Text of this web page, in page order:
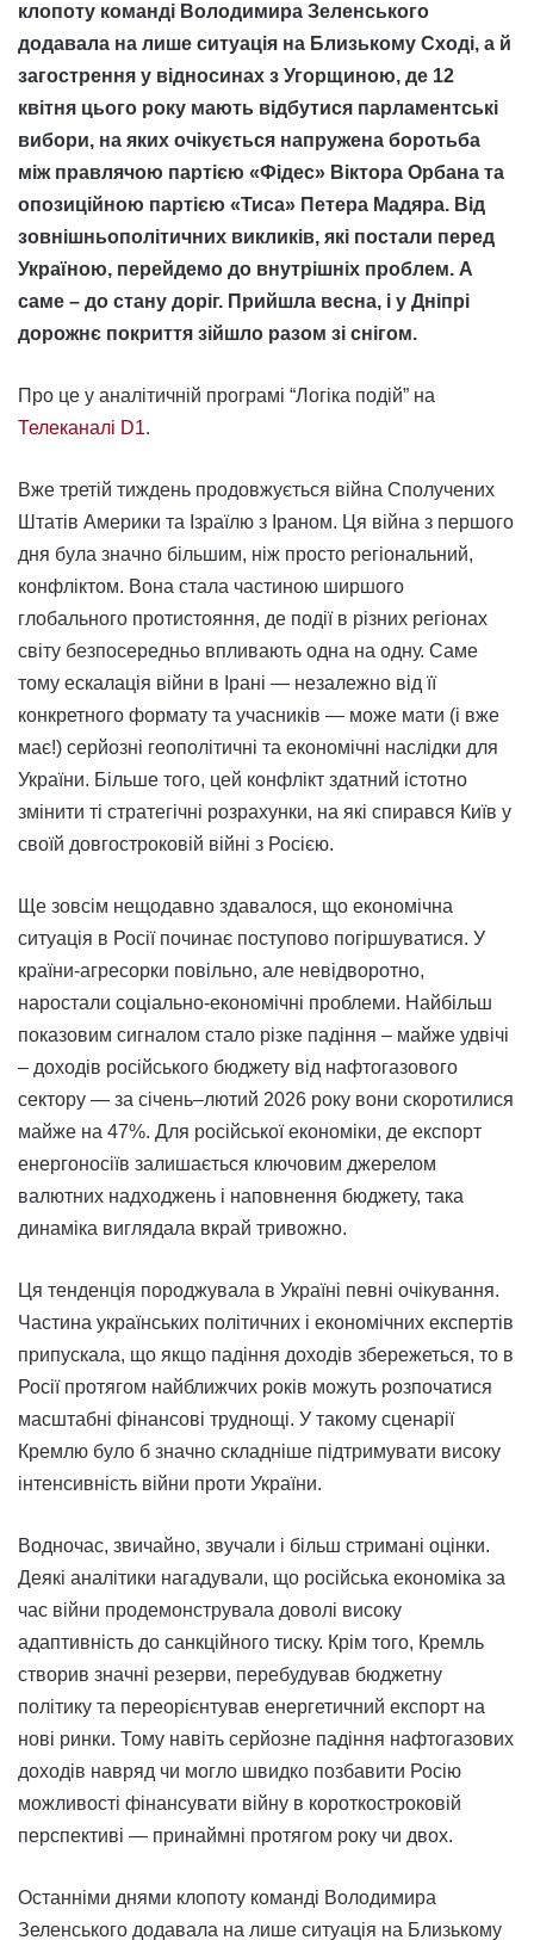
клопоту команді Володимира Зеленського
додавала на лише ситуація на Близькому Сході, а й
загострення у відносинах з Угорщиною, де 12
квітня цього року мають відбутися парламентські
вибори, на яких очікується напружена боротьба
між правлячою партією «Фідес» Віктора Орбана та
опозиційною партією «Тиса» Петера Мадяра. Від
зовнішньополітичних викликів, які постали перед
Україною, перейдемо до внутрішніх проблем. А
саме – до стану доріг. Прийшла весна, і у Дніпрі
дорожнє покриття зійшло разом зі снігом.
Про це у аналітичній програмі “Логіка подій” на
Телеканалі D1.
Вже третій тиждень продовжується війна Сполучених
Штатів Америки та Ізраїлю з Іраном. Ця війна з першого
дня була значно більшим, ніж просто регіональний,
конфліктом. Вона стала частиною ширшого
глобального протистояння, де події в різних регіонах
світу безпосередньо впливають одна на одну. Саме
тому ескалація війни в Ірані — незалежно від її
конкретного формату та учасників — може мати (і вже
має!) серйозні геополітичні та економічні наслідки для
України. Більше того, цей конфлікт здатний істотно
змінити ті стратегічні розрахунки, на які спирався Київ у
своїй довгостроковій війні з Росією.
Ще зовсім нещодавно здавалося, що економічна
ситуація в Росії починає поступово погіршуватися. У
країни-агресорки повільно, але невідворотно,
наростали соціально-економічні проблеми. Найбільш
показовим сигналом стало різке падіння – майже удвічі
– доходів російського бюджету від нафтогазового
сектору — за січень–лютий 2026 року вони скоротилися
майже на 47%. Для російської економіки, де експорт
енергоносіїв залишається ключовим джерелом
валютних надходжень і наповнення бюджету, така
динаміка виглядала вкрай тривожно.
Ця тенденція породжувала в Україні певні очікування.
Частина українських політичних і економічних експертів
припускала, що якщо падіння доходів збережеться, то в
Росії протягом найближчих років можуть розпочатися
масштабні фінансові труднощі. У такому сценарії
Кремлю було б значно складніше підтримувати високу
інтенсивність війни проти України.
Водночас, звичайно, звучали і більш стримані оцінки.
Деякі аналітики нагадували, що російська економіка за
час війни продемонструвала доволі високу
адаптивність до санкційного тиску. Крім того, Кремль
створив значні резерви, перебудував бюджетну
політику та переорієнтував енергетичний експорт на
нові ринки. Тому навіть серйозне падіння нафтогазових
доходів навряд чи могло швидко позбавити Росію
можливості фінансувати війну в короткостроковій
перспективі — принаймні протягом року чи двох.
Останніми днями клопоту команді Володимира
Зеленського додавала на лише ситуація на Близькому